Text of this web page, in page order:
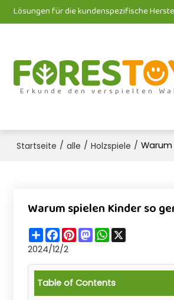
Lösungen für die kundenspezifische
Erkunde den verspielten
Startseite / alle / Holzspiele / Warum
Warum spielen Kinder so
ShareFacebook
Pinterest
Mastodon
WhatsApp
X
2024/12/2
Table of Contents